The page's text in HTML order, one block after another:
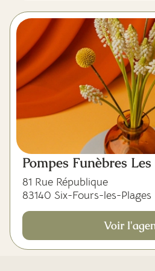
Pompes Funèbres
81 Rue République
83140 Six-Fours-les-Plages
Voir